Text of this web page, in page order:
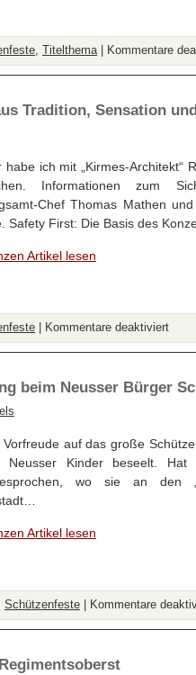
, Titelthema| Kommentare
Tradition, Sensation
habe ich mit „Kirmes-Architekt“
Informationen zum
Chef Thomas Mathen
Safety First: Die Basis des
Artikel lesen
Kommentare deaktiviertfür
–
aus
beim Neusser Bürger
Vorfreude auf das große
Neusser Kinder beseelt.
wo sie an den
Artikel lesen
Schützenfeste Kommentare